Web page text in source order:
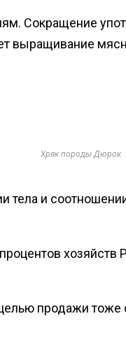
Сокращение
выращивание
Хряк породы Дюрок
тела и
хозяйств
продажи тоже